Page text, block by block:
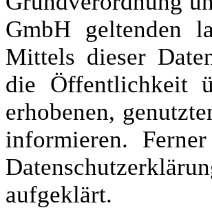
GmbH geltenden
Mittels dieser
die Öffentlichkeit
erhobenen,
informieren.
aufgeklärt.